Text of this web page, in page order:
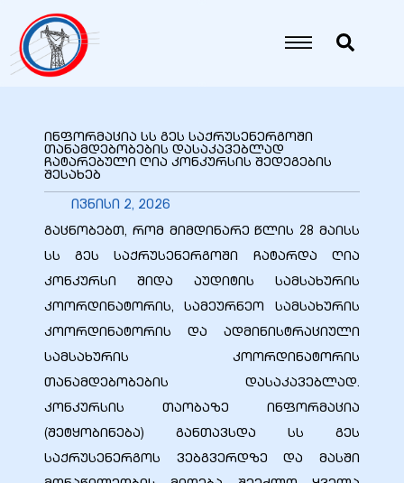
ინფორმაცია სს გეს საქრუსენერგოში
თანამდებობების დასაკავებლად
ჩატარებული ღია კონკურსის შედეგების
შესახებ
ივნისი 2, 2026
გაცნობებთ, რომ მიმდინარე წლის 28 მაისს
სს გეს საქრუსენერგოში ჩატარდა ღია
კონკურსი შიდა აუდიტის სამსახურის
კოორდინატორის, სამეურნეო სამსახურის
კოორდინატორის და ადმინისტრაციული
სამსახურის კოორდინატორის
თანამდებობების დასაკავებლად.
კონკურსის თაობაზე ინფორმაცია
(შეტყობინება) განთავსდა სს გეს
საქრუსენერგოს ვებგვერდზე და მასში